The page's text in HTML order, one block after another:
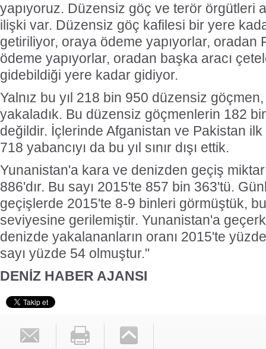
yapıyoruz. Düzensiz göç ve terör örgütleri
ilişki var. Düzensiz göç kafilesi bir yere
getiriliyor, oraya ödeme yapıyorlar, oradan
ödeme yapıyorlar, oradan başka aracı
gidebildiği yere kadar gidiyor.
Yalnız bu yıl 218 bin 950 düzensiz
yakaladık. Bu düzensiz göçmenlerin 182
değildir. İçlerinde Afganistan ve Pakistan
718 yabancıyı da bu yıl sınır dışı ettik.
Yunanistan'a kara ve denizden geçiş
886'dır. Bu sayı 2015'te 857 bin 363'tü.
geçişlerde 2015'te 8-9 binleri görmüştük,
seviyesine gerilemiştir. Yunanistan'a
denizde yakalananların oranı 2015'te
sayı yüzde 54 olmuştur."
DENİZ HABER AJANSI